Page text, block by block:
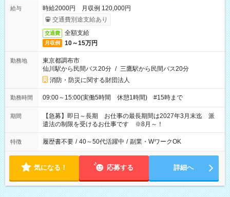
給与
時給2000円 月収例 120,000円
交通費別途支給あり
交通費 全額支給
月収例 10～15万円
勤務地
東京都調布市
仙川駅から民間バス20分 / 三鷹駅から民間バス20分
消防・防災に関する財団法人
勤務時間 09:00～15:00(実働5時間 休憩1時間) #15時まで
期間
【急募】即日～長期 お仕事の最長期間は2027年3月末迄 派
遣法の制限を受けるお仕事です ※8月～！
特徴 履歴書不要 / 40～50代活躍中 / 副業・WワークOK
気になる！ 応募する 詳細へ